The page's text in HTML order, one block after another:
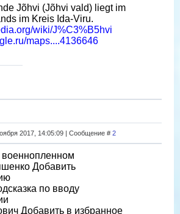
Jõhvi (Jõhvi vald) liegt im
im Kreis Ida-Viru.
wiki/J%C3%B5hvi
maps....4136646
2017, 14:05:09 | Сообщение # 2
Добавить
по вводу
Добавить в избранное